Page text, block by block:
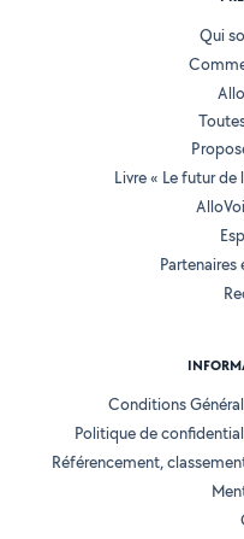
Qui
Livre « Le futur
Conditions
Politique de
Référencement,